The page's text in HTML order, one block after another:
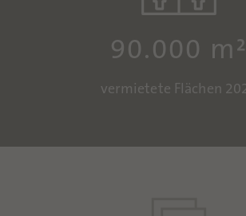
90.000 m²
vermietete Flächen